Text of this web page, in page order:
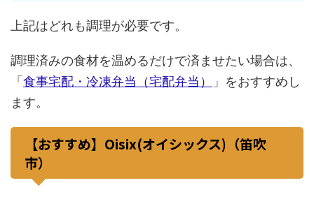
上記はどれも調理が必要です。
調理済みの食材を温めるだけで済ませたい場合は、
「 食事宅配・冷凍弁当（宅配弁当）
」をおすすめし
ます。
【おすすめ】Oisix(オイシックス)（笛吹
市）